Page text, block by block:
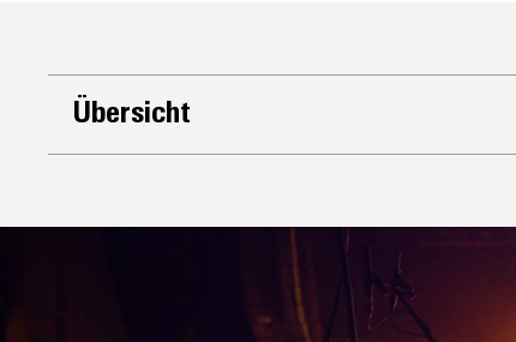
Übersicht